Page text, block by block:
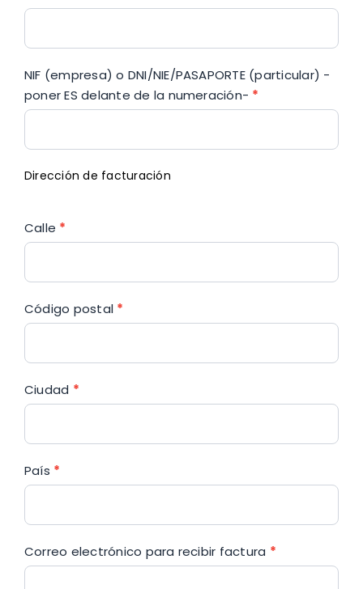
NIF (empresa) o DNI/NIE/PASAPORTE (particular) -
poner ES delante de la numeración- *
Dirección de facturación
Calle *
Código postal *
Ciudad *
País *
Correo electrónico para recibir factura *